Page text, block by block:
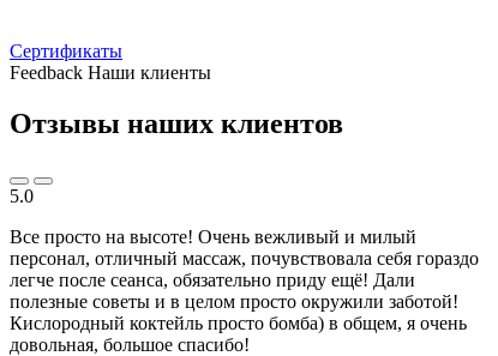
Сертификаты
Feedback Наши клиенты
Отзывы наших клиентов
5.0
Все просто на высоте! Очень вежливый и милый
персонал, отличный массаж, почувствовала себя гораздо
легче после сеанса, обязательно приду ещё! Дали
полезные советы и в целом просто окружили заботой!
Кислородный коктейль просто бомба) в общем, я очень
довольная, большое спасибо!